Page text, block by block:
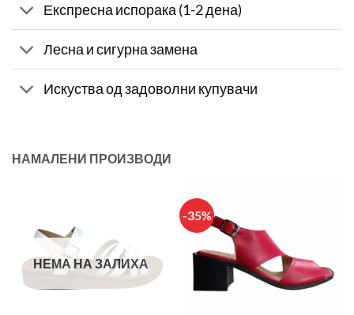
Експресна испорака (1-2 дена)
Лесна и сигурна замена
Искуства од задоволни купувачи
НАМАЛЕНИ ПРОИЗВОДИ
НЕМА НА ЗАЛИХА
-35%